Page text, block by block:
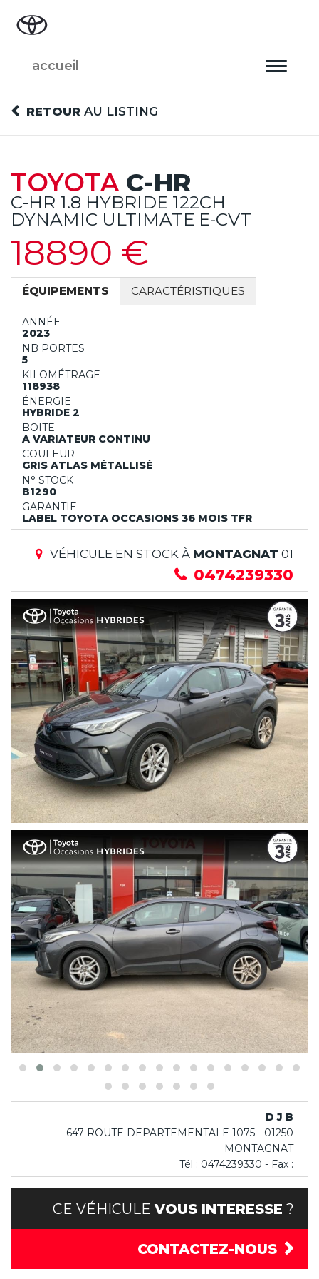
Toggle
accueil
RETOUR AU LISTING
TOYOTAC-HR
C-HR 1.8 HYBRIDE 122CH
DYNAMIC ULTIMATE E-CVT
18890 €
ÉQUIPEMENTS CARACTÉRISTIQUES
ANNÉE
2023
NB PORTES
5
KILOMÉTRAGE
118938
ÉNERGIE
HYBRIDE 2
BOITE
A VARIATEUR CONTINU
COULEUR
GRIS ATLAS MÉTALLISÉ
N° STOCK
B1290
GARANTIE
LABEL TOYOTA OCCASIONS 36 MOIS TFR
VÉHICULE EN STOCK À MONTAGNAT 01
0474239330
D J B
647 ROUTE DEPARTEMENTALE 1075 - 01250
MONTAGNAT
Tél : 0474239330 - Fax :
CE VÉHICULE VOUS INTERESSE ?
CONTACTEZ-NOUS